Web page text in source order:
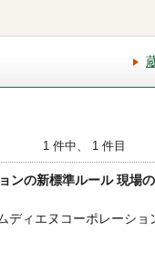
1 件中、 1 件目
ンの新標準ルール 現場
ディエヌコーポレーシ